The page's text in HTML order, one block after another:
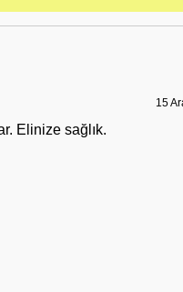
15
Elinize sağlık.